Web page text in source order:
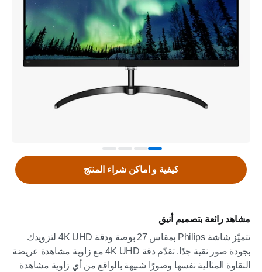
مشاهد رائعة بتصميم أنيق
تتميّز شاشة Philips بمقاس 27 بوصة ودقة 4K UHD لتزويدك
بجودة صور نقية جدًا. تقدّم دقة 4K UHD مع زاوية مشاهدة عريضة
النقاوة المثالية نفسها وصورًا شبيهة بالواقع من أي زاوية مشاهدة
كيفية و اماكن شراء المنتج